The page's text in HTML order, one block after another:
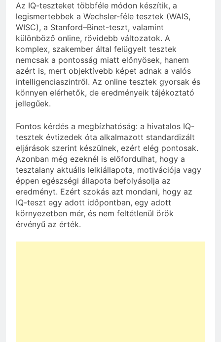
Az IQ-teszteket többféle módon készítik, a
legismertebbek a Wechsler-féle tesztek (WAIS,
WISC), a Stanford–Binet-teszt, valamint
különböző online, rövidebb változatok. A
komplex, szakember által felügyelt tesztek
nemcsak a pontosság miatt előnyösek, hanem
azért is, mert objektívebb képet adnak a valós
intelligenciaszintről. Az online tesztek gyorsak és
könnyen elérhetők, de eredményeik tájékoztató
jellegűek.
Fontos kérdés a megbízhatóság: a hivatalos IQ-
tesztek évtizedek óta alkalmazott standardizált
eljárások szerint készülnek, ezért elég pontosak.
Azonban még ezeknél is előfordulhat, hogy a
tesztalany aktuális lelkiállapota, motivációja vagy
éppen egészségi állapota befolyásolja az
eredményt. Ezért szokás azt mondani, hogy az
IQ-teszt egy adott időpontban, egy adott
környezetben mér, és nem feltétlenül örök
érvényű az érték.